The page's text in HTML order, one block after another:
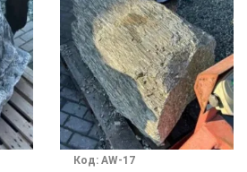
Код: AW-17